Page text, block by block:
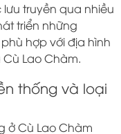
truyền qua nhiều
triển những
hợp với địa hình
Lao Chàm.
thống và loại
ở Cù Lao Chàm